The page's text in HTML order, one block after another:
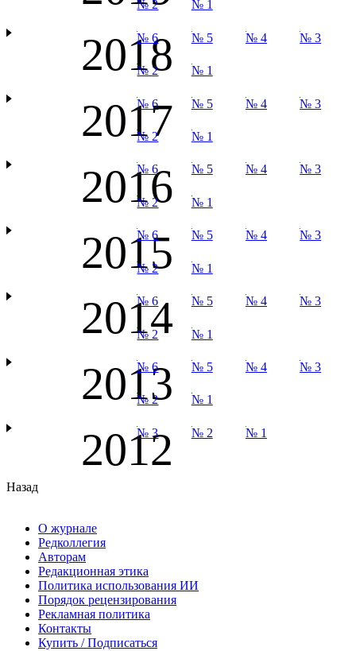
№ 2 № 1
2018
№ 6 № 5 № 4 № 3
№ 2 № 1
2017
№ 6 № 5 № 4 № 3
№ 2 № 1
2016
№ 6 № 5 № 4 № 3
№ 2 № 1
2015
№ 6 № 5 № 4 № 3
№ 2 № 1
2014
№ 6 № 5 № 4 № 3
№ 2 № 1
2013
№ 6 № 5 № 4 № 3
№ 2 № 1
2012
№ 3 № 2 № 1
Назад
О журнале
Редколлегия
Авторам
Редакционная этика
Политика использования ИИ
Порядок рецензирования
Рекламная политика
Контакты
Купить / Подписаться